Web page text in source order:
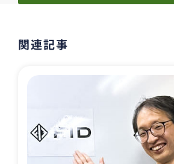
関連記事